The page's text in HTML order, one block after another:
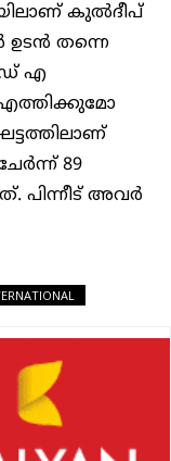
കുൽദീപ്
ഉടൻ തന്നെ
എ
89
പിന്നീട് അവർ